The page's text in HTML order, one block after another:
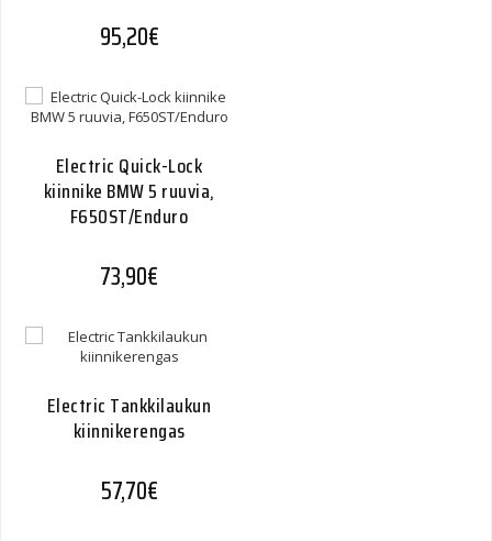
95,20€
Electric Quick-Lock
kiinnike BMW 5 ruuvia,
F650ST/Enduro
73,90€
Electric Tankkilaukun
kiinnikerengas
57,70€